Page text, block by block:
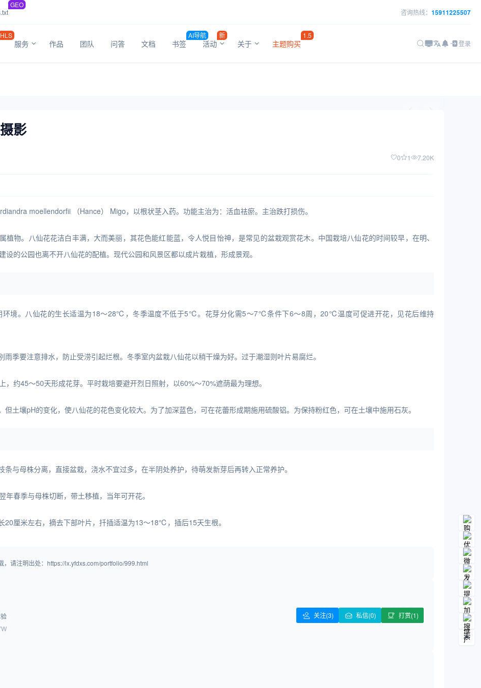
GEO
咨询热线： 15911225507
HLS
服务 作品 团队 问答 文档 书签
AI导航
活动
新
关于 主题购买
1.5
登录
影
0 1 7.20K
moellendorfii （Hance） Migo，以根状茎入药。功能主治为：活血祛瘀。主治跌打损伤。
植物。八仙花花洁白丰满，大而美丽，其花色能红能蓝，令人悦目怡神，是常见的盆栽观赏花木。中国栽培八仙花的时间较早，在明、
的公园也离不开八仙花的配植。现代公园和风景区都以成片栽植，形成景观。
环境。八仙花的生长适温为18～28℃，冬季温度不低于5℃。花芽分化需5～7℃条件下6～8周，20℃温度可促进开花，见花后维持
季要注意排水，防止受涝引起烂根。冬季室内盆栽八仙花以稍干燥为好。过于潮湿则叶片易腐烂。
约45～50天形成花芽。平时栽培要避开烈日照射，以60%～70%遮荫最为理想。
土壤pH的变化，使八仙花的花色变化较大。为了加深蓝色，可在花蕾形成期施用硫酸铝。为保持粉红色，可在土壤中施用石灰。
与母株分离，直接盆栽，浇水不宜过多，在半阴处养护，待萌发新芽后再转入正常养护。
春季与母株切断，带土移植，当年可开花。
20厘米左右，摘去下部叶片，扦插适温为13～18℃，插后15天生根。
请注明出处：https://lx.yfdxs.com/portfolio/999.html
关注(3) 私信(0) 打赏(1)